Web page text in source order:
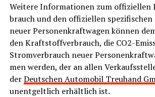
Wei­te­re Infor­ma­tio­nen zum
brauch und den offi­zi­el­len spe­zi­fi­schen
neu­er Per­so­nen­kraft­wa­gen kön­nen
den Kraft­stoff­ver­brauch, die CO2-
Strom­ver­brauch neu­er
men wer­den, der an allen
derDeut­schen Auto­mo­bil Treu­hand
unent­gelt­lich erhält­lich ist.